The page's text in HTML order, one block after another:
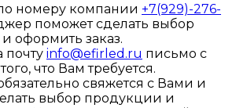
номеру компании +7(929)-276-
поможет сделать выбор
оформить заказ.
почту info@efirled.ru письмо с
что Вам требуется.
свяжется с Вами и
выбор продукции и